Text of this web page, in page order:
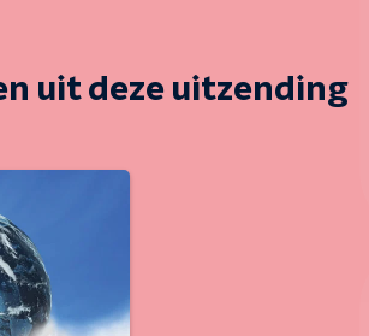
uit deze uitzending